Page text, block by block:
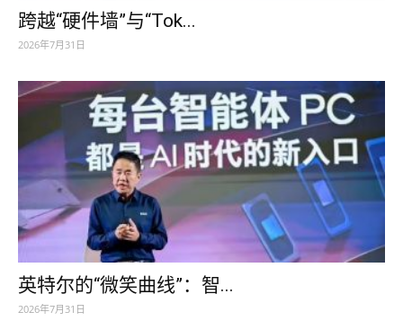
跨越“硬件墙”与“Tok...
2026年7月31日
英特尔的“微笑曲线”：智...
2026年7月31日